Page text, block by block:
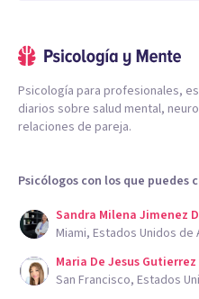
Psicología para profesionales,
diarios sobre salud mental,
relaciones de pareja.
Psicólogos con los que puedes
Sandra Milena Jimenez
Miami, Estados Unidos de
Maria De Jesus
San Francisco, Estados